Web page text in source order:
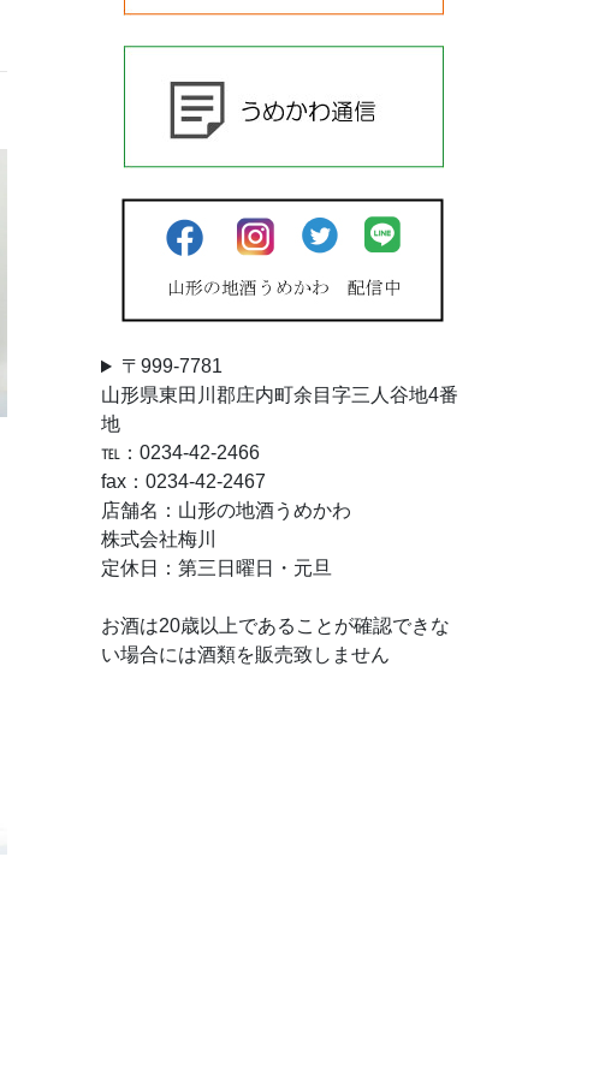
〒999-7781
山形県東田川郡庄内町余目字三人谷地4番
地
℡：0234-42-2466
fax：0234-42-2467
店舗名：山形の地酒うめかわ
株式会社梅川
定休日：第三日曜日・元旦
お酒は20歳以上であることが確認できな
い場合には酒類を販売致しません